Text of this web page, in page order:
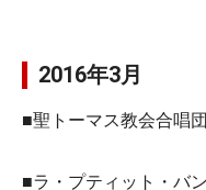
2016年3月
■聖トーマス教会合唱
■ラ・プティット・バ